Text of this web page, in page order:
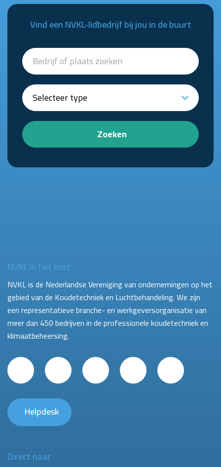
Vind een NVKL-lidbedrijf bij jou in de buurt
Zoeken
NVKL in het kort
NVKL is de Nederlandse Vereniging van ondernemingen op het
gebied van de Koudetechniek en Luchtbehandeling. We zijn
een representatieve branche- en werkgeversorganisatie van
meer dan 450 bedrijven in de professionele koudetechniek en
klimaatbeheersing.
Helpdesk
Direct naar